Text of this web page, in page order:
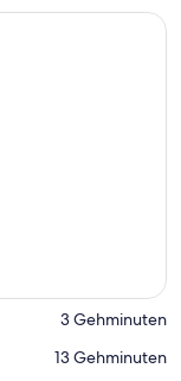
‪3 Gehminuten‬
‪13 Gehminuten‬